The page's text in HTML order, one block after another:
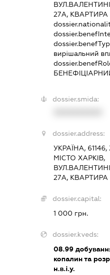
27А, КВАРТИРА
вирішальний
dossier.smida:
dossier.address:
УКРАЇНА,
МІСТО ХАРКІВ,
27А, КВАРТИРА
dossier.capital:
1 000 грн.
dossier.kveds:
08.99
копалин та
н.в.і.у.